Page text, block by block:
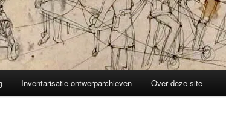
Inventarisatie ontwerparchieven Over deze site